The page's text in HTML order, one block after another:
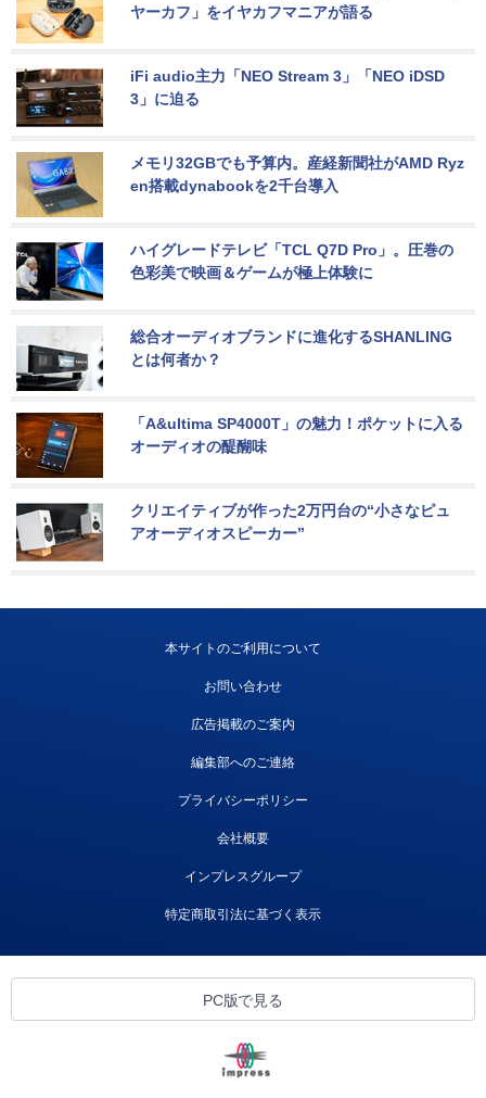
ヤーカフ」をイヤカフマニアが語る
iFi audio主力「NEO Stream 3」「NEO iDSD
3」に迫る
メモリ32GBでも予算内。産経新聞社がAMD Ryz
en搭載dynabookを2千台導入
ハイグレードテレビ「TCL Q7D Pro」。圧巻の
色彩美で映画＆ゲームが極上体験に
総合オーディオブランドに進化するSHANLING
とは何者か？
「A&ultima SP4000T」の魅力！ポケットに入る
オーディオの醍醐味
クリエイティブが作った2万円台の“小さなピュ
アオーディオスピーカー”
本サイトのご利用について
お問い合わせ
広告掲載のご案内
編集部へのご連絡
プライバシーポリシー
会社概要
インプレスグループ
特定商取引法に基づく表示
PC版で見る